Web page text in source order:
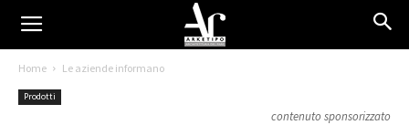
Home Le aziende informano
Prodotti
contenuto sponsorizzato